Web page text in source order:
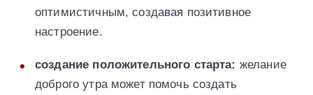
оптимистичным, создавая позитивное
настроение.
создание положительного старта: желание
доброго утра может помочь создать